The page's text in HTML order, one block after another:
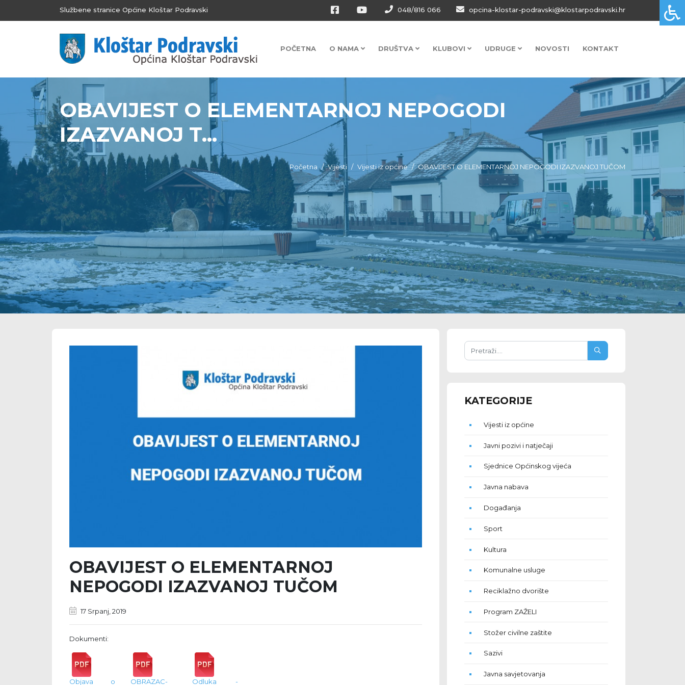
Službene stranice Općine Kloštar Podravski 048/816 066 opcina-klostar-podravski@klostarpodravski.hr
POČETNA O NAMA DRUŠTVA KLUBOVI UDRUGE NOVOSTI KONTAKT
OBAVIJEST O ELEMENTARNOJ NEPOGODI
IZAZVANOJ T...
Početna Vijesti Vijesti iz općine OBAVIJEST O ELEMENTARNOJ NEPOGODI IZAZVANOJ TUČOM
OBAVIJEST O ELEMENTARNOJ
NEPOGODI IZAZVANOJ TUČOM
17 Srpanj, 2019
Dokumenti:
Objava o OBRAZAC- Odluka -
KATEGORIJE
Vijesti iz općine
Javni pozivi i natječaji
Sjednice Općinskog vijeća
Javna nabava
Događanja
Sport
Kultura
Komunalne usluge
Reciklažno dvorište
Program ZAŽELI
Stožer civilne zaštite
Sazivi
Javna savjetovanja